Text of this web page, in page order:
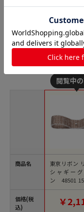
グログランリボン
商品名
価格(税
込)
東京リボン
シャギー
ン 48501
4 ライトブ
ホワイト 1巻
単位1巻）【
￥